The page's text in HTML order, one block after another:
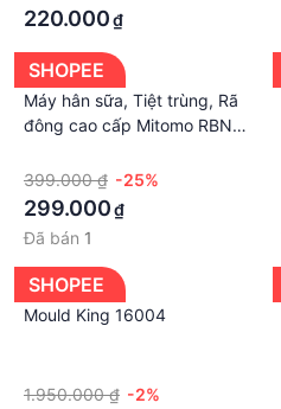
220.000₫
SHOPEE
Máy hân sữa, Tiệt trùng, Rã
đông cao cấp Mitomo RBN-
399.000 ₫ -25%
299.000₫
Đã bán 1
SHOPEE
Mould King 16004
1.950.000 ₫ -2%